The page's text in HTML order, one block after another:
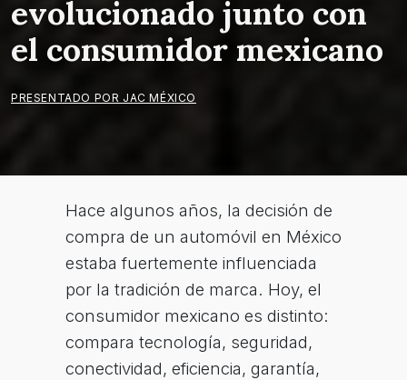
evolucionado junto con
el consumidor mexicano
PRESENTADO POR JAC MÉXICO
Hace algunos años, la decisión de
compra de un automóvil en México
estaba fuertemente influenciada
por la tradición de marca. Hoy, el
consumidor mexicano es distinto:
compara tecnología, seguridad,
conectividad, eficiencia, garantía,